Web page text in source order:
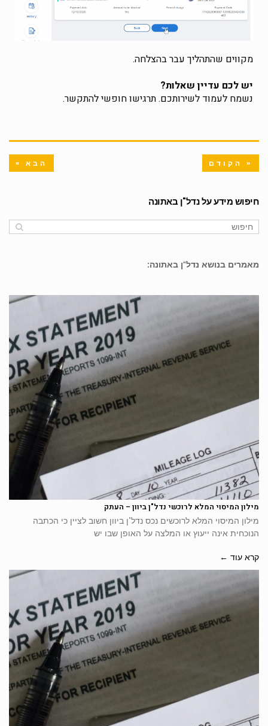
מקווים שהתהליך עבר בהצלחה.
יש לכם עדיין שאלות?
נשמח לעמוד לשירותכם. תרגישו חופשי להתקשר.
« הקודם הבא »
חיפוש מידע על נדל"ן באתונה
מאמרים בנושא נדל"ן באתונה:
מילון המיסוי המלא לרוכשי נדל"ן ביוון – העתק
מילון המיסוי המלא לרוכשים נכס נדל"ן ביוון חשוב לציין כי הכתבה
הנוכחית אינה ייעוץ או המלצה על האופן שבו יש
קרא עוד ←